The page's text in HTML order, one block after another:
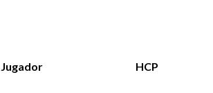
Jugador HCP